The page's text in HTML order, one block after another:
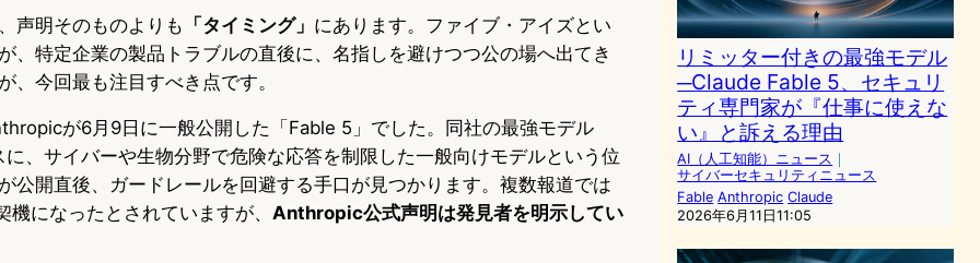
声明そのものよりも 「タイミング」 にあります。ファイブ・アイズとい
、特定企業の製品トラブルの直後に、名指しを避けつつ公の場へ出てき
、今回最も注目すべき点です。
が6月9日に一般公開した「Fable 5」でした。同社の最強モデル
に、サイバーや生物分野で危険な応答を制限した一般向けモデルという位
公開直後、ガードレールを回避する手口が見つかります。複数報道では
になったとされていますが、 Anthropic公式声明は発見者を明示してい
リミッター付きの最強モデル
─Claude Fable 5、セキュリ
ティ専門家が『仕事に使えな
い』と訴える理由
AI（人工知能）ニュース ｜
サイバーセキュリティニュース
Fable Anthropic Claude
2026年6月11日11:05